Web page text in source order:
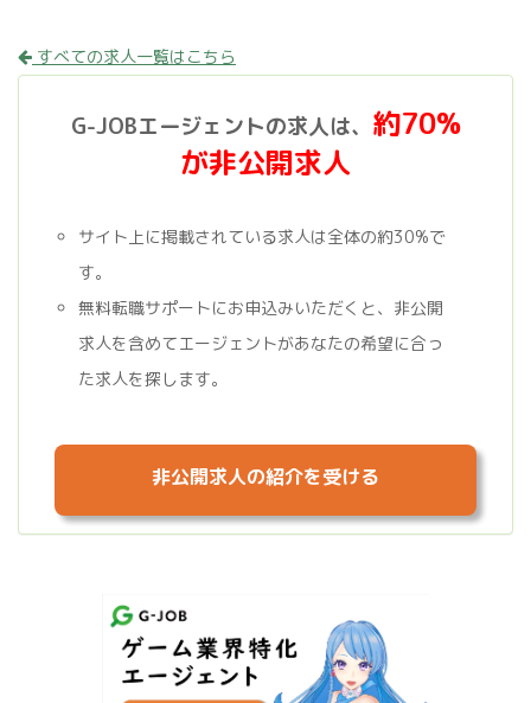
すべての求人一覧はこちら
G-JOBエージェントの求人は、 約70%
が非公開求人
サイト上に掲載されている求人は全体の約30%で
す。
無料転職サポートにお申込みいただくと、非公開
求人を含めてエージェントがあなたの希望に合っ
た求人を探します。
非公開求人の紹介を受ける